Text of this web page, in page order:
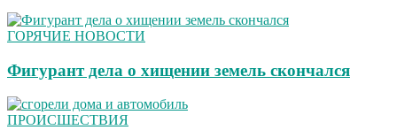
ГОРЯЧИЕ НОВОСТИ
Фигурант дела о хищении земель скончался
ПРОИСШЕСТВИЯ